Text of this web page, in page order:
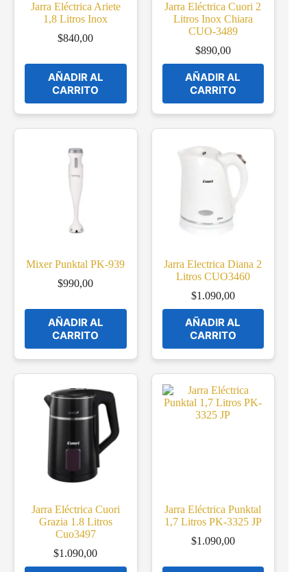
Jarra Eléctrica Ariete
1,8 Litros Inox
$840,00
AÑADIR AL
CARRITO
Jarra Eléctrica Cuori 2
Litros Inox Chiara
CUO-3489
$890,00
AÑADIR AL
CARRITO
Mixer Punktal PK-939
$990,00
AÑADIR AL
CARRITO
Jarra Electrica Diana 2
Litros CUO3460
$1.090,00
AÑADIR AL
CARRITO
Jarra Eléctrica Cuori
Grazia 1.8 Litros
Cuo3497
$1.090,00
Jarra Eléctrica Punktal
1,7 Litros PK-3325 JP
$1.090,00